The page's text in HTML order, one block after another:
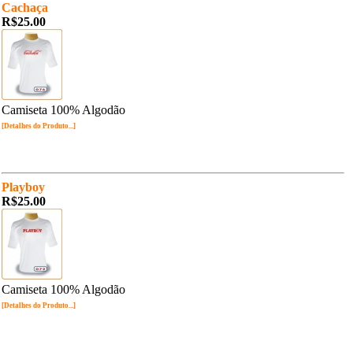
Cachaça
R$25.00
Camiseta 100% Algodão
[Detalhes do Produto...]
Playboy
R$25.00
Camiseta 100% Algodão
[Detalhes do Produto...]